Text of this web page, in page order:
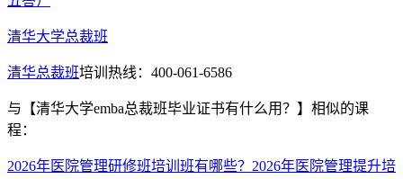
清华大学总裁班
清华总裁班培训热线：400-061-6586
与 【清华大学emba总裁班毕业证书有什么用？】 相似的课
程：
2026年医院管理研修班培训班有哪些？ 2026年医院管理提升培